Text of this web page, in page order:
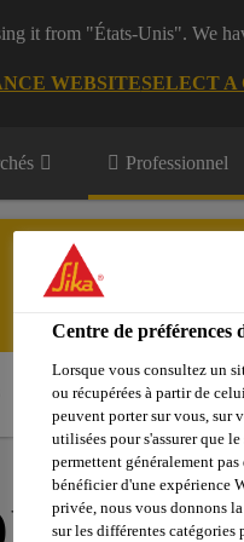
it from "États-Unis". We
WEBSITESELECT A
Professionnel
Espace Membres
Centre de préférences
Lorsque vous consultez un
ou récupérées à partir de
peuvent porter sur vous, sur
utilisées pour s'assurer que
permettent généralement
bénéficier d'une expérience
privée, nous vous donnons
sur les différentes